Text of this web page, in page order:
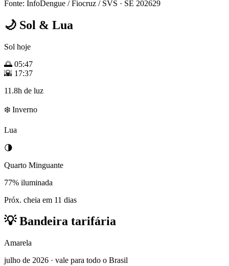
Fonte: InfoDengue / Fiocruz / SVS · SE 202629
🌙 Sol & Lua
Sol hoje
🌅 05:47
🌇 17:37
11.8h de luz
❄️ Inverno
Lua
🌗
Quarto Minguante
77% iluminada
Próx. cheia em 11 dias
💡Bandeira tarifária
Amarela
julho de 2026 · vale para todo o Brasil